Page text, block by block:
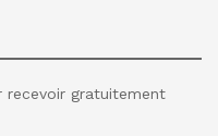
recevoir gratuitement